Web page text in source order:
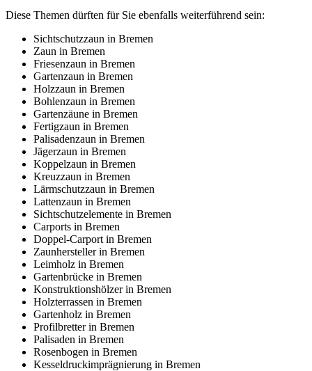
Diese Themen dürften für Sie ebenfalls weiterführend sein:
Sichtschutzzaun in Bremen
Zaun in Bremen
Friesenzaun in Bremen
Gartenzaun in Bremen
Holzzaun in Bremen
Bohlenzaun in Bremen
Gartenzäune in Bremen
Fertigzaun in Bremen
Palisadenzaun in Bremen
Jägerzaun in Bremen
Koppelzaun in Bremen
Kreuzzaun in Bremen
Lärmschutzzaun in Bremen
Lattenzaun in Bremen
Sichtschutzelemente in Bremen
Carports in Bremen
Doppel-Carport in Bremen
Zaunhersteller in Bremen
Leimholz in Bremen
Gartenbrücke in Bremen
Konstruktionshölzer in Bremen
Holzterrassen in Bremen
Gartenholz in Bremen
Profilbretter in Bremen
Palisaden in Bremen
Rosenbogen in Bremen
Kesseldruckimprägnierung in Bremen